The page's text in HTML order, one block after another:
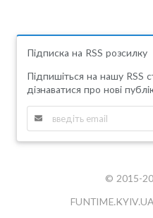
Підписка на RSS розсилку
Підпишіться на нашу RSS
дізнаватися про нові
© 2015-
FUNTIME.KYIV.UA